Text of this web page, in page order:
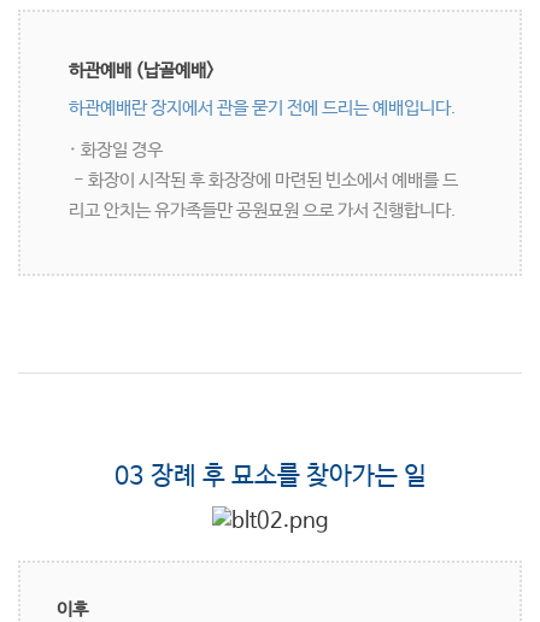
하관예배 (납골예배>
하관예배란 장지에서 관을 묻기 전에 드리는 예배입니다.
· 화장일 경우
- 화장이 시작된 후 화장장에 마련된 빈소에서 예배를 드
리고 안치는 유가족들만 공원묘원 으로 가서 진행합니다.
03 장례 후 묘소를 찾아가는 일
이후